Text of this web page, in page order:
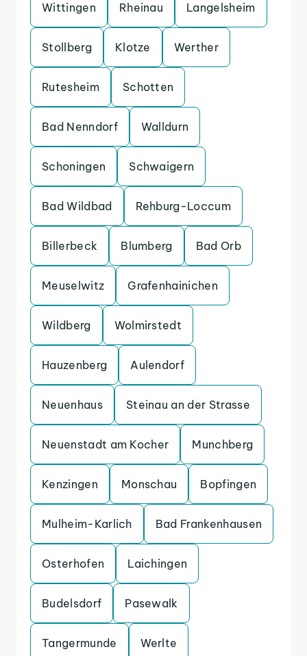
Wittingen Rheinau Langelsheim
Stollberg Klotze Werther
Rutesheim Schotten
Bad Nenndorf Walldurn
Schoningen Schwaigern
Bad Wildbad Rehburg-Loccum
Billerbeck Blumberg Bad Orb
Meuselwitz Grafenhainichen
Wildberg Wolmirstedt
Hauzenberg Aulendorf
Neuenhaus Steinau an der Strasse
Neuenstadt am Kocher Munchberg
Kenzingen Monschau Bopfingen
Mulheim-Karlich Bad Frankenhausen
Osterhofen Laichingen
Budelsdorf Pasewalk
Tangermunde Werlte